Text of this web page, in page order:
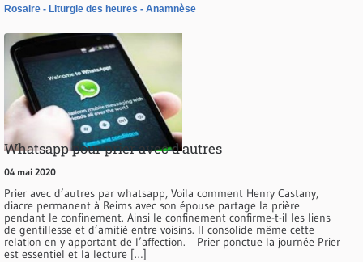
Rosaire
Liturgie des heures Anamnèse
Whatsapp pour prier avec d’autres
04 mai 2020
Prier avec d’autres par whatsapp, Voila comment Henry Castany,
diacre permanent à Reims avec son épouse partage la prière
pendant le confinement. Ainsi le confinement confirme-t-il les liens
de gentillesse et d’amitié entre voisins. Il consolide même cette
relation en y apportant de l’affection. Prier ponctue la journée Prier
est essentiel et la lecture […]